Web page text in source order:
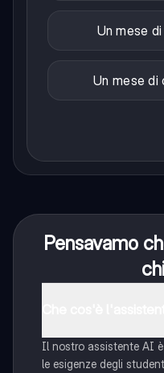
Un mese
Un mese di
Pensavamo
Il nostro assistente AI
le esigenze degli